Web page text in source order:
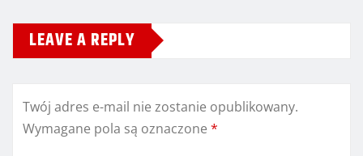
LEAVE A REPLY
Twój adres e-mail nie zostanie opublikowany.
Wymagane pola są oznaczone *